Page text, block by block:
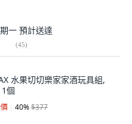
一 預計送達
(45)
水果切切樂家家酒玩具組,
個
40%$377